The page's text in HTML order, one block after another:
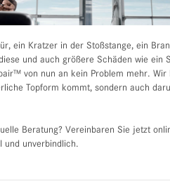
ein Kratzer in der Stoßstange, ein
und auch größere Schäden wie ein
von nun an kein Problem mehr.
Topform kommt, sondern auch
Beratung? Vereinbaren Sie jetzt
und unverbindlich.